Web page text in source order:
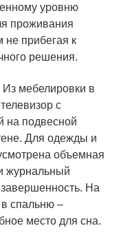
уровню
проживания
не прибегая к
решения.
мебелировки в
с
на подвесной
Для одежды и
объемная
журнальный
На
в спальню –
место для сна.